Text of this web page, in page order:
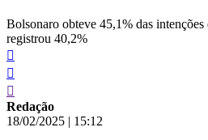
Bolsonaro obteve 45,1% das
registrou 40,2%
Redação
18/02/2025 | 15:12